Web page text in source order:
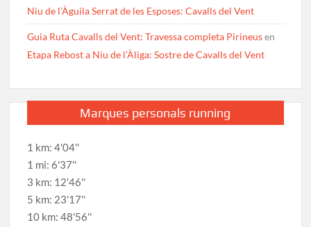
Niu de l’Àguila Serrat de les Esposes: Cavalls del Vent
Guia Ruta Cavalls del Vent: Travessa completa Pirineusen
Etapa Rebost a Niu de l’Àliga: Sostre de Cavalls del Vent
Marques personals running
1 km: 4'04''
1 mi: 6'37''
3 km: 12'46''
5 km: 23'17''
10 km: 48'56''